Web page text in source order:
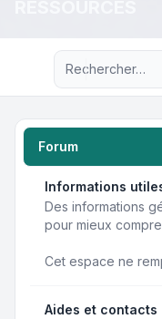
Forum
Informations
Des informations
pour mieux
Cet espace ne
Aides et contacts